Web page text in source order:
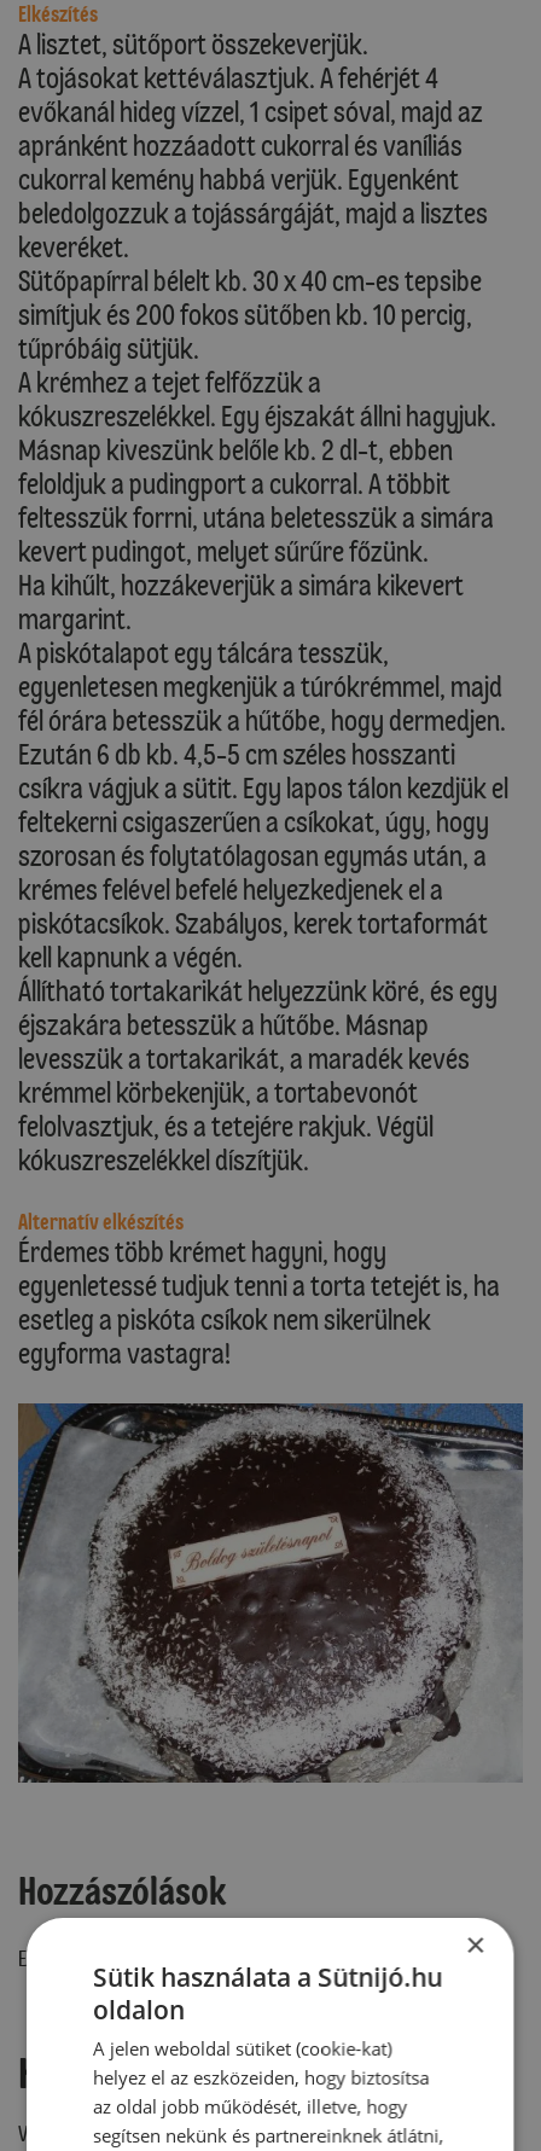
Elkészítés
A lisztet, sütőport összekeverjük.
A tojásokat kettéválasztjuk. A fehérjét 4
evőkanál hideg vízzel, 1 csipet sóval, majd az
apránként hozzáadott cukorral és vaníliás
cukorral kemény habbá verjük. Egyenként
beledolgozzuk a tojássárgáját, majd a lisztes
keveréket.
Sütőpapírral bélelt kb. 30 x 40 cm-es tepsibe
simítjuk és 200 fokos sütőben kb. 10 percig,
tűpróbáig sütjük.
A krémhez a tejet felfőzzük a
kókuszreszelékkel. Egy éjszakát állni hagyjuk.
Másnap kiveszünk belőle kb. 2 dl-t, ebben
feloldjuk a pudingport a cukorral. A többit
feltesszük forrni, utána beletesszük a simára
kevert pudingot, melyet sűrűre főzünk.
Ha kihűlt, hozzákeverjük a simára kikevert
margarint.
A piskótalapot egy tálcára tesszük,
egyenletesen megkenjük a túrókrémmel, majd
fél órára betesszük a hűtőbe, hogy dermedjen.
Ezután 6 db kb. 4,5-5 cm széles hosszanti
csíkra vágjuk a sütit. Egy lapos tálon kezdjük el
feltekerni csigaszerűen a csíkokat, úgy, hogy
szorosan és folytatólagosan egymás után, a
krémes felével befelé helyezkedjenek el a
piskótacsíkok. Szabályos, kerek tortaformát
kell kapnunk a végén.
Állítható tortakarikát helyezzünk köré, és egy
éjszakára betesszük a hűtőbe. Másnap
levesszük a tortakarikát, a maradék kevés
krémmel körbekenjük, a tortabevonót
felolvasztjuk, és a tetejére rakjuk. Végül
kókuszreszelékkel díszítjük.
Alternatív elkészítés
Érdemes több krémet hagyni, hogy
egyenletessé tudjuk tenni a torta tetejét is, ha
esetleg a piskóta csíkok nem sikerülnek
egyforma vastagra!
Hozzászólások
Ehhez a recepthez még nem érkezett hozzászólás.
Hozzászólás írása
Vélemény írásához, kérjük,jelentkezz be!
×
Sütik használata a Sütnijó.hu
oldalon
A jelen weboldal sütiket (cookie-kat)
helyez el az eszközeiden, hogy biztosítsa
az oldal jobb működését, illetve, hogy
segítsen nekünk és partnereinknek átlátni,